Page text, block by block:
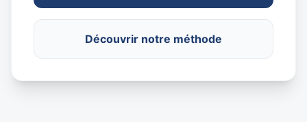
Découvrir notre méthode